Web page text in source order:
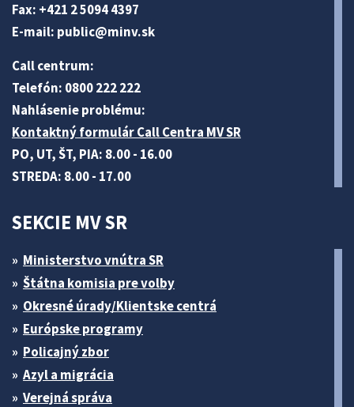
Fax: +421 2 5094 4397
E-mail: public@minv.sk
Call centrum:
Telefón: 0800 222 222
Nahlásenie problému:
Kontaktný formulár Call Centra MV SR
PO, UT, ŠT, PIA: 8.00 - 16.00
STREDA: 8.00 - 17.00
SEKCIE MV SR
Ministerstvo vnútra SR
Štátna komisia pre volby
Okresné úrady/Klientske centrá
Európske programy
Policajný zbor
Azyl a migrácia
Verejná správa